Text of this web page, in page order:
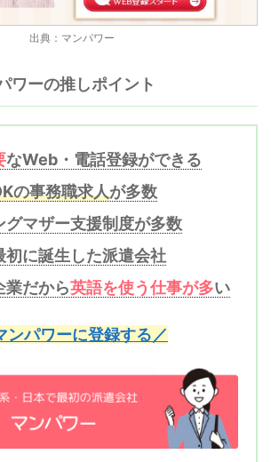
出典：マンパワー
ワーの推しポイント
なWeb・電話登録ができる
の事務職求人が多数
グマザー支援制度が多数
初に誕生した派遣会社
業だから英語を使う仕事が多い
ンパワーに登録する／